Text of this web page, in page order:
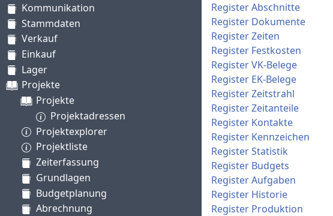
Kommunikation
Stammdaten
Verkauf
Einkauf
Lager
Projekte
Projekte
Projektadressen
Projektexplorer
Projektliste
Zeiterfassung
Grundlagen
Budgetplanung
Abrechnung
Register Abschnitte
Register Dokumente
Register Zeiten
Register Festkosten
Register VK-Belege
Register EK-Belege
Register Zeitstrahl
Register Zeitanteile
Register Kontakte
Register Kennzeichen
Register Statistik
Register Budgets
Register Aufgaben
Register Historie
Register Produktion